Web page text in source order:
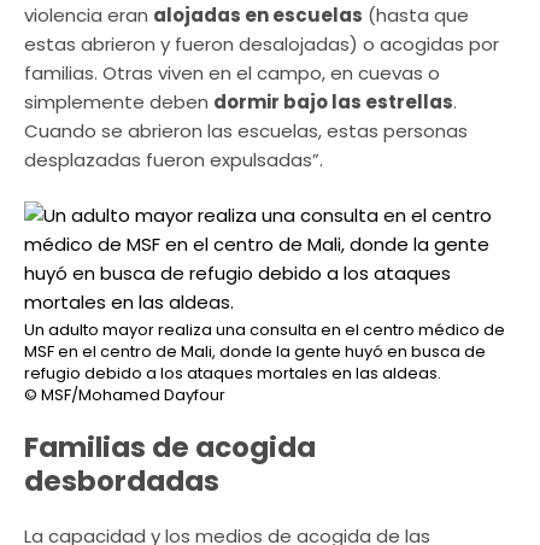
violencia eran alojadas en escuelas (hasta que
estas abrieron y fueron desalojadas) o acogidas por
familias. Otras viven en el campo, en cuevas o
simplemente deben dormir bajo las estrellas.
Cuando se abrieron las escuelas, estas personas
desplazadas fueron expulsadas”.
Un adulto mayor realiza una consulta en el centro médico de
MSF en el centro de Mali, donde la gente huyó en busca de
refugio debido a los ataques mortales en las aldeas.
© MSF/Mohamed Dayfour
Familias de acogida
desbordadas
La capacidad y los medios de acogida de las